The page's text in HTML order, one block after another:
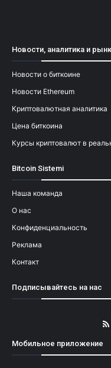
Новости, аналитика и
Новости о биткоине
Новости Ethereum
Криптовалютная аналитика
Цена биткоина
Курсы криптовалют в
Bitcoin Sistemi
Наша команда
О нас
Конфиденциальность
Реклама
Контакт
Подписывайтесь на нас
Мобильное приложение